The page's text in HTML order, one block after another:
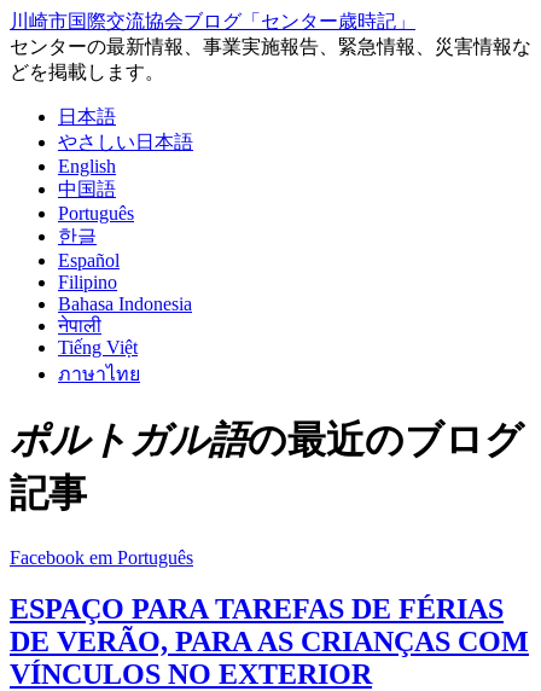
川崎市国際交流協会ブログ「センター歳時記」
センターの最新情報、事業実施報告、緊急情報、災害情報な
どを掲載します。
日本語
やさしい日本語
English
中国語
Português
한글
Español
Filipino
Bahasa Indonesia
नेपाली
Tiếng Việt
ภาษาไทย
ポルトガル語の最近のブログ
記事
Facebook em Português
ESPAÇO PARA TAREFAS DE FÉRIAS
DE VERÃO, PARA AS CRIANÇAS COM
VÍNCULOS NO EXTERIOR